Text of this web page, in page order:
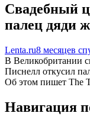
Свадебный
палец дяди
Lenta.ru8 месяцев
В Великобритании
Писнелл откусил
Об этом пишет The
Навигация